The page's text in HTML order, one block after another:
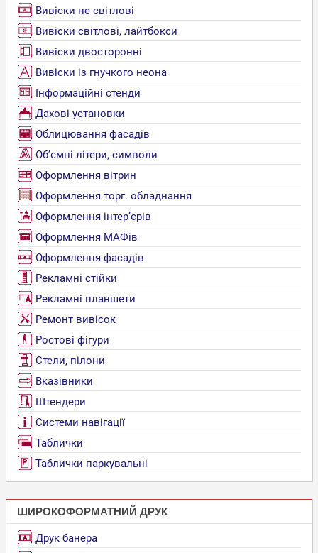
Вивіски не світлові
Вивіски світлові, лайтбокси
Вивіски двосторонні
Вивіски із гнучкого неона
Інформаційні стенди
Дахові установки
Облицювання фасадів
Об’ємні літери, символи
Оформлення вітрин
Оформлення торг. обладнання
Оформлення інтер’єрів
Оформлення МАФів
Оформлення фасадів
Рекламні стійки
Рекламні планшети
Ремонт вивісок
Ростові фігури
Стели, пілони
Вказівники
Штендери
Системи навігації
Таблички
Таблички паркувальні
ШИРОКОФОРМАТНИЙ ДРУК
Друк банера